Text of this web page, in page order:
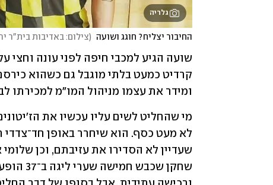
גלריה
החיבור יצליח? חוגג ושועה (צילום: באדיבות בית"ר
ומידר את עצמו מניהול המו"מ למכירתו